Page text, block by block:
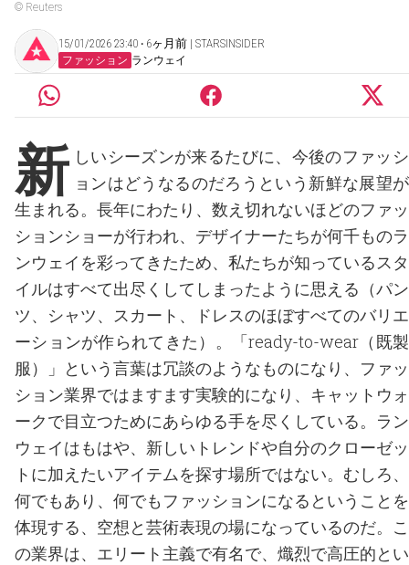
© Reuters
15/01/2026 23:40 ‧ 6ヶ月前 | STARSINSIDER
ファッション ランウェイ
新 しいシーズンが来るたびに、今後のファッシ
ョンはどうなるのだろうという新鮮な展望が
生まれる。長年にわたり、数え切れないほどのファッ
ションショーが行われ、デザイナーたちが何千ものラ
ンウェイを彩ってきたため、私たちが知っているスタ
イルはすべて出尽くしてしまったように思える（パン
ツ、シャツ、スカート、ドレスのほぼすべてのバリエ
ーションが作られてきた）。「ready-to-wear（既製
服）」という言葉は冗談のようなものになり、ファッ
ション業界ではますます実験的になり、キャットウォ
ークで目立つためにあらゆる手を尽くしている。ラン
ウェイはもはや、新しいトレンドや自分のクローゼッ
トに加えたいアイテムを探す場所ではない。むしろ、
何でもあり、何でもファッションになるということを
体現する、空想と芸術表現の場になっているのだ。こ
の業界は、エリート主義で有名で、熾烈で高圧的とい